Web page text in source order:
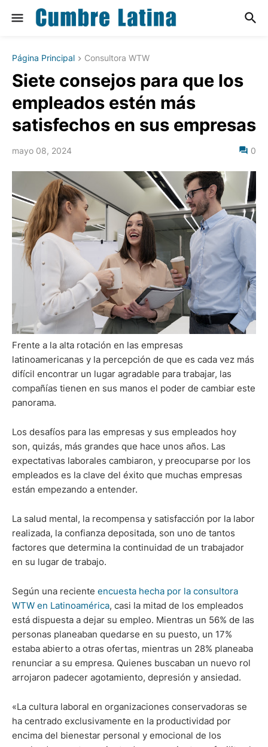
Página Principal Consultora WTW
Siete consejos para que los
empleados estén más
satisfechos en sus empresas
mayo 08, 2024 0
Frente a la alta rotación en las empresas
latinoamericanas y la percepción de que es cada vez más
difícil encontrar un lugar agradable para trabajar, las
compañías tienen en sus manos el poder de cambiar este
panorama.
Los desafíos para las empresas y sus empleados hoy
son, quizás, más grandes que hace unos años. Las
expectativas laborales cambiaron, y preocuparse por los
empleados es la clave del éxito que muchas empresas
están empezando a entender.
La salud mental, la recompensa y satisfacción por la labor
realizada, la confianza depositada, son uno de tantos
factores que determina la continuidad de un trabajador
en su lugar de trabajo.
Según una reciente encuesta hecha por la consultora
WTW en Latinoamérica, casi la mitad de los empleados
está dispuesta a dejar su empleo. Mientras un 56% de las
personas planeaban quedarse en su puesto, un 17%
estaba abierto a otras ofertas, mientras un 28% planeaba
renunciar a su empresa. Quienes buscaban un nuevo rol
arrojaron padecer agotamiento, depresión y ansiedad.
«La cultura laboral en organizaciones conservadoras se
ha centrado exclusivamente en la productividad por
encima del bienestar personal y emocional de los